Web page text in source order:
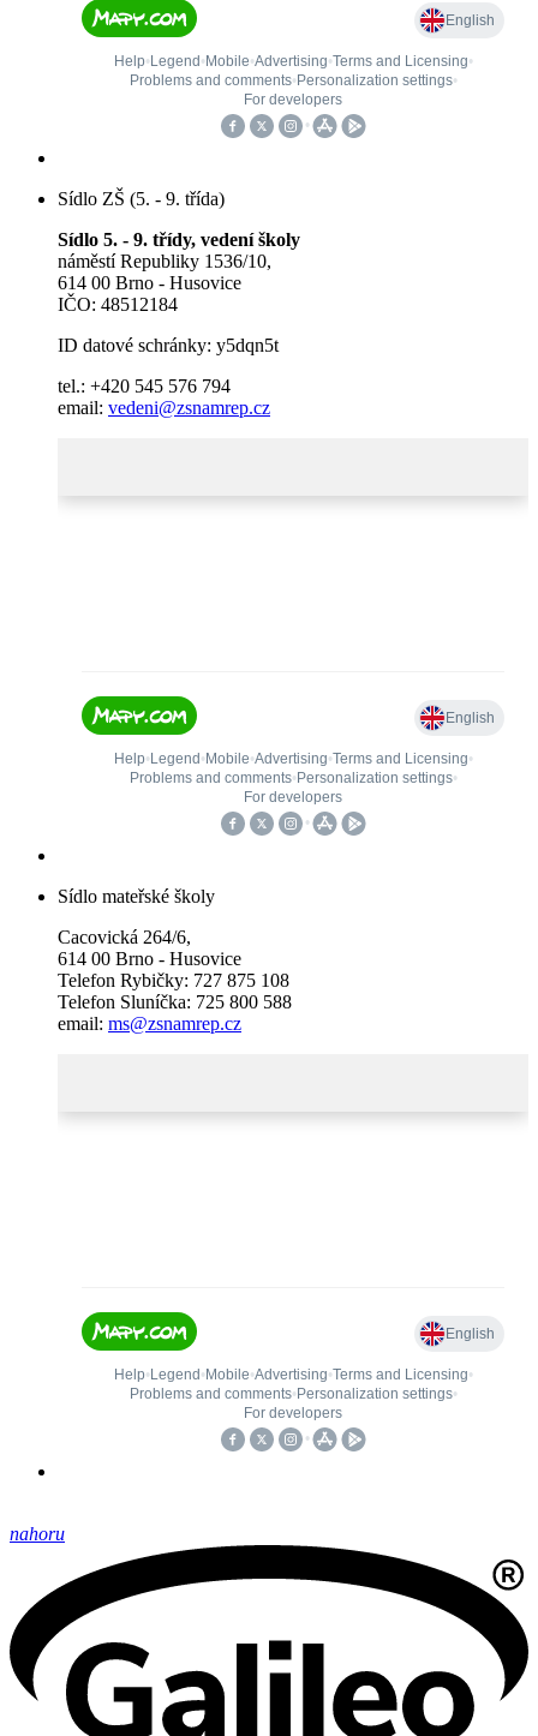
Sídlo ZŠ (5. - 9. třída)
Sídlo 5. - 9. třídy, vedení školy
náměstí Republiky 1536/10,
614 00 Brno - Husovice
IČO: 48512184
ID datové schránky: y5dqn5t
tel.: +420 545 576 794
email: vedeni@zsnamrep.cz
Sídlo mateřské školy
Cacovická 264/6,
614 00 Brno - Husovice
Telefon Rybičky: 727 875 108
Telefon Sluníčka: 725 800 588
email: ms@zsnamrep.cz
nahoru